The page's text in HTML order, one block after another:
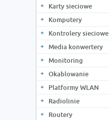
Karty sieciowe
Komputery
Kontrolery sieciowe
Media konwertery
Monitoring
Okablowanie
Platformy WLAN
Radiolinie
Routery